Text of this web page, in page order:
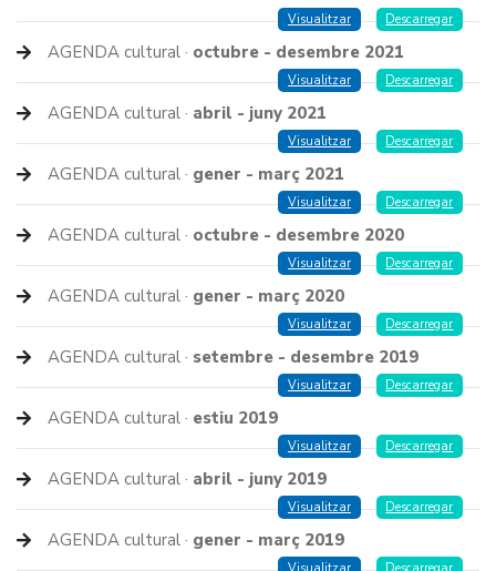
Visualitzar Descarregar
AGENDA cultural · octubre - desembre 2021
Visualitzar Descarregar
AGENDA cultural · abril - juny 2021
Visualitzar Descarregar
AGENDA cultural · gener - març 2021
Visualitzar Descarregar
AGENDA cultural · octubre - desembre 2020
Visualitzar Descarregar
AGENDA cultural · gener - març 2020
Visualitzar Descarregar
AGENDA cultural · setembre - desembre 2019
Visualitzar Descarregar
AGENDA cultural · estiu 2019
Visualitzar Descarregar
AGENDA cultural · abril - juny 2019
Visualitzar Descarregar
AGENDA cultural · gener - març 2019